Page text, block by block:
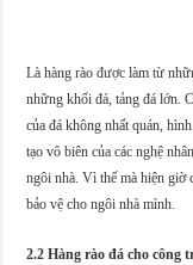
Là hàng rào được làm từ
những khối đá, tảng đá lớn.
của đá không nhất quán,
tạo vô biên của các nghệ
ngôi nhà. Vì thế mà hiện giờ
bảo vệ cho ngôi nhà mình.
2.2 Hàng rào đá cho công